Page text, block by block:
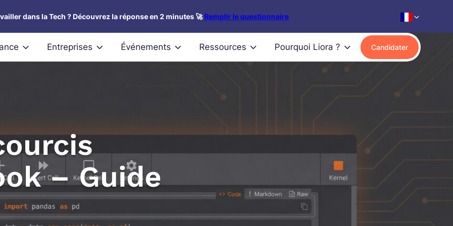
dans la Tech ? Découvrez la réponse en 2 minutes 🚀Remplir le questionnaire
Entreprises Événements Ressources Pourquoi Liora ? Candidater
– Guide